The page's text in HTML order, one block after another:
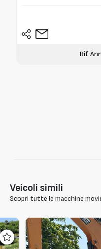
Rif.
Veicoli simili
Scopri tutte le macchine